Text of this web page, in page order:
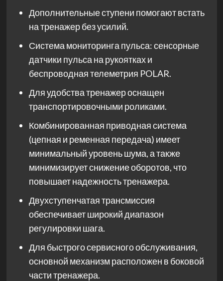
Дополнительные ступени помогают встать
на тренажер без усилий.
Система мониторинга пульса: сенсорные
датчики пульса на рукоятках и
беспроводная телеметрия POLAR.
Для удобства тренажер оснащен
транспортировочными роликами.
Комбинированная приводная система
(цепная и ременная передача) имеет
минимальный уровень шума, а также
минимизирует снижение оборотов, что
повышает надежность тренажера.
Двухступенчатая трансмиссия
обеспечивает широкий диапазон
регулировки шага.
Для быстрого сервисного обслуживания,
основной механизм расположен в боковой
части тренажера.